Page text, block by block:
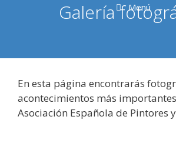
Menú
Galería
En esta página encontrarás
acontecimientos más
Asociación Española de Pintores